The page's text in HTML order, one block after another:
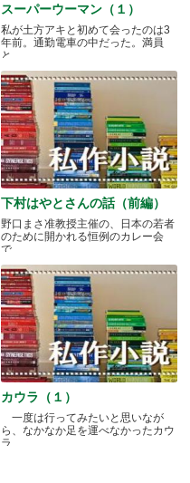
スーパーウーマン（１）
私が土方アキと初めて会ったのは3
年前。通勤電車の中だった。満員
と.....
下村はやとさんの話（前編）
野口まさ准教授主催の、日本の若者
のために開かれる恒例のカレー会
で.....
カウラ（１）
一度は行ってみたいと思いなが
ら、なかなか足を運べなかったカウ
ラ.....